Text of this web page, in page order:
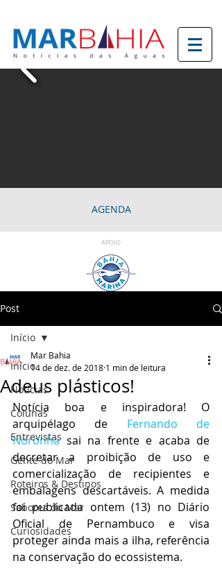
AGENDA
APOIO
Post
Início
Notícias
Colunas
Entrevistas
Gente do Mar
Roteiros & Destinos
Sabores do Mar
Curiosidades
Início
Adeus plásticos!
Mar Bahia
14 de dez. de 2018 1 min de leitura
Notícia boa e inspiradora! O
arquipélago de Fernando de
Noronha sai na frente e acaba de
decretar a proibição de uso e
comercialização de recipientes e
embalagens descartáveis. A medida
foi publicada ontem (13) no Diário
Oficial de Pernambuco e visa
proteger ainda mais a ilha, referência
na conservação do ecossistema.